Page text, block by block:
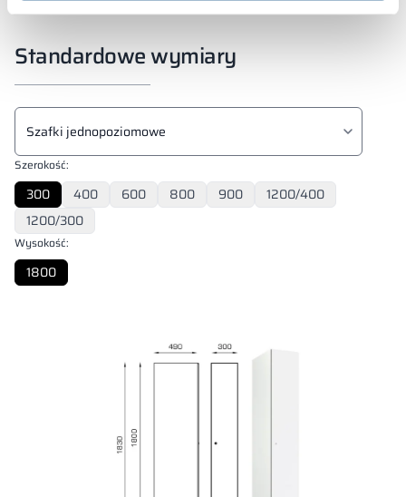
Standardowe wymiary
Typ szafki
Szerokość:
300 400 600 800 900
1200/400
1200/300
Wysokość:
1800